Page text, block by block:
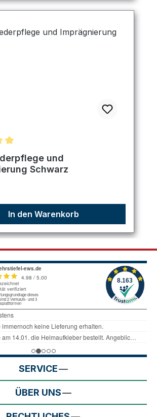
Bewertung von 5 von 5 Sternen
und
Schwarz
In den Warenkorb
SERVICE
ÜBER UNS